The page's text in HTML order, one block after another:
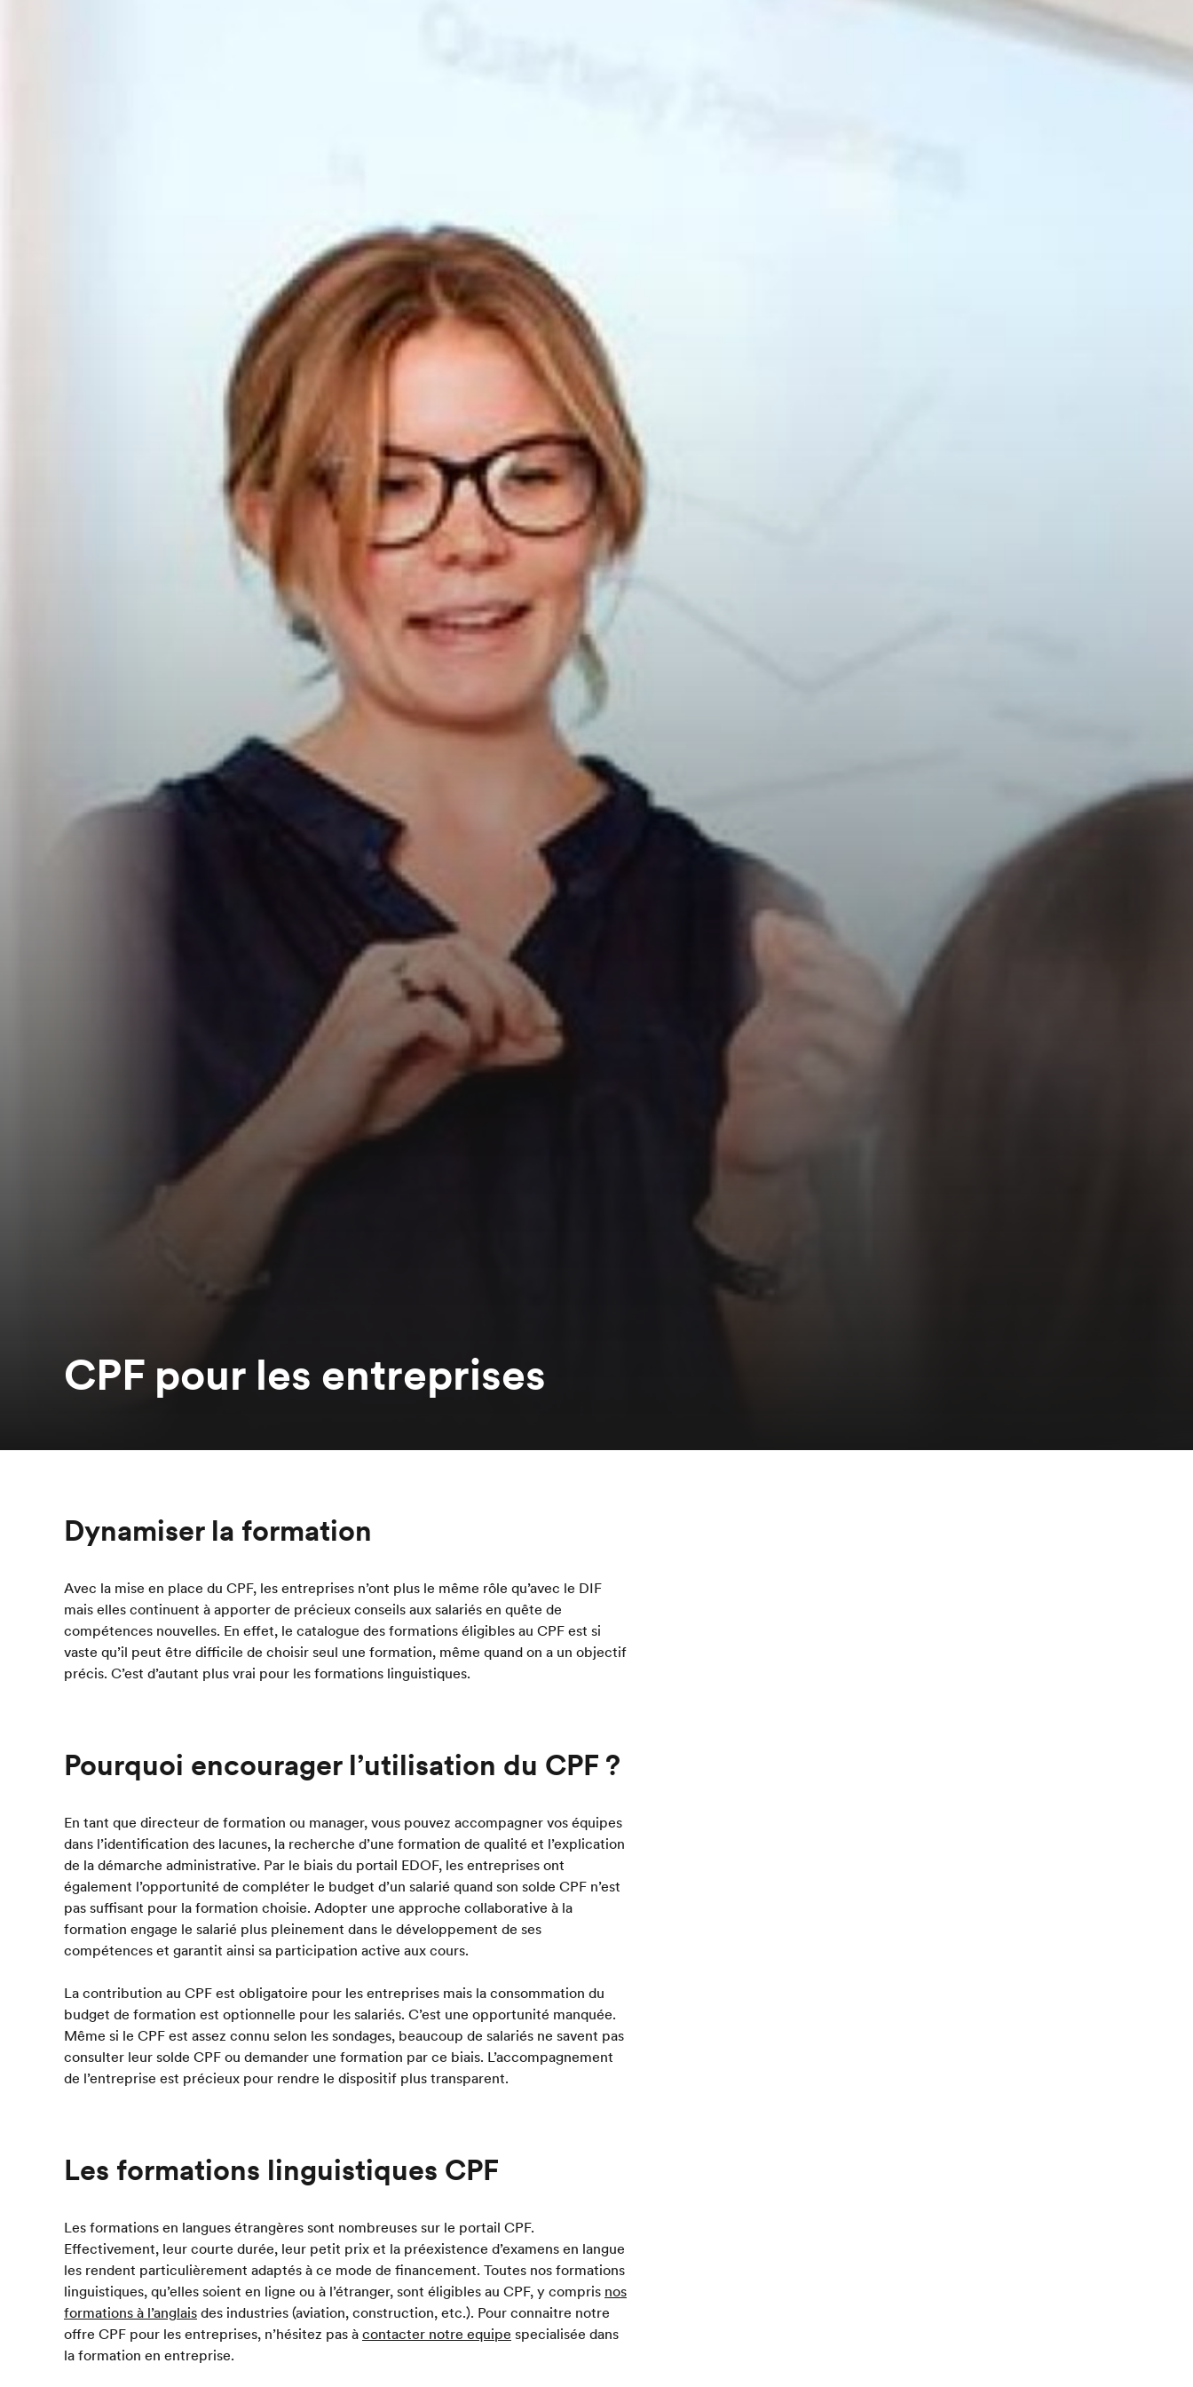
CPF pour les entreprises
Dynamiser la formation
Avec la mise en place du CPF, les entreprises n’ont plus le même rôle qu’avec le DIF
mais elles continuent à apporter de précieux conseils aux salariés en quête de
compétences nouvelles. En effet, le catalogue des formations éligibles au CPF est si
vaste qu’il peut être difficile de choisir seul une formation, même quand on a un objectif
précis. C’est d’autant plus vrai pour les formations linguistiques.
Pourquoi encourager l’utilisation du CPF ?
En tant que directeur de formation ou manager, vous pouvez accompagner vos équipes
dans l’identification des lacunes, la recherche d’une formation de qualité et l’explication
de la démarche administrative. Par le biais du portail EDOF, les entreprises ont
également l’opportunité de compléter le budget d’un salarié quand son solde CPF n’est
pas suffisant pour la formation choisie. Adopter une approche collaborative à la
formation engage le salarié plus pleinement dans le développement de ses
compétences et garantit ainsi sa participation active aux cours.
La contribution au CPF est obligatoire pour les entreprises mais la consommation du
budget de formation est optionnelle pour les salariés. C’est une opportunité manquée.
Même si le CPF est assez connu selon les sondages, beaucoup de salariés ne savent pas
consulter leur solde CPF ou demander une formation par ce biais. L’accompagnement
de l’entreprise est précieux pour rendre le dispositif plus transparent.
Les formations linguistiques CPF
Les formations en langues étrangères sont nombreuses sur le portail CPF.
Effectivement, leur courte durée, leur petit prix et la préexistence d’examens en langue
les rendent particulièrement adaptés à ce mode de financement. Toutes nos formations
linguistiques, qu’elles soient en ligne ou à l’étranger, sont éligibles au CPF, y compris nos
formations à l’anglaisdes industries (aviation, construction, etc.). Pour connaitre notre
offre CPF pour les entreprises, n’hésitez pas àcontacter notre equipe specialisée dans
la formation en entreprise.